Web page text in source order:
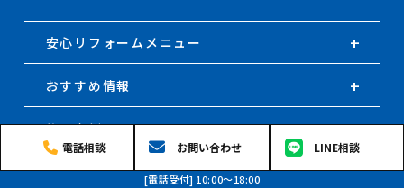
電話相談 お問い合わせ LINE相談
[電話受付] 10:00〜18:00
安心リフォームメニュー
おすすめ情報
施工事例
お客様の声